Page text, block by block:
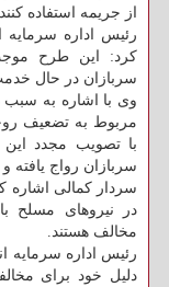
از جریمه استفاده كنند.
رئیس اداره سرمایه
كرد: این طرح
سربازان در حال
وی با اشاره به
مربوط به تضعیف
با تصویب مجدد
سربازان رواج یافته
سردار كمالی اشاره
در نیروهای مسلح
مخالف هستند.
رئیس اداره سرمایه
دلیل خود برای